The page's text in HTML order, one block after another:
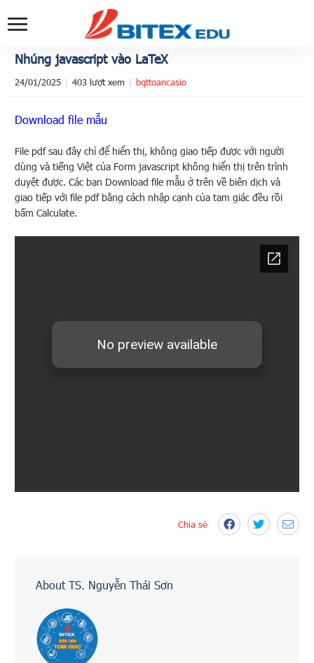
Nhúng javascript vào LaTeX
24/01/2025 403 lượt xem bqttoancasio
Download file mẫu
File pdf sau đây chỉ để hiển thị, không giao tiếp được với người
dùng và tiếng Việt của Form javascript không hiển thị trên trình
duyệt được. Các bạn Download file mẫu ở trên về biên dịch và
giao tiếp với file pdf bằng cách nhập cạnh của tam giác đều rồi
bấm Calculate.
Chia sẻ
About TS. Nguyễn Thái Sơn